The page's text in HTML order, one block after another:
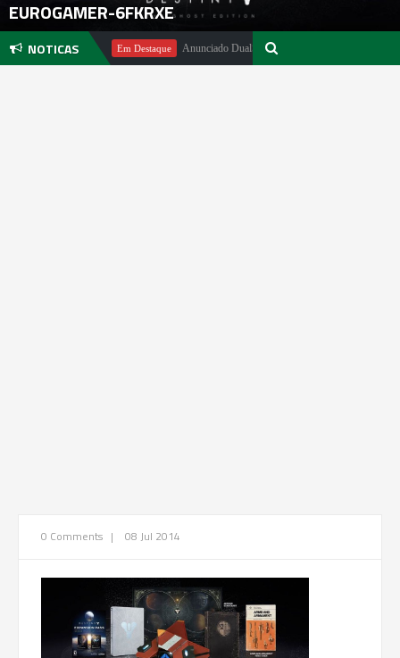
EUROGAMER-6FKRXE
NOTICAS
Pachter Em Destaque Anunciado DualSense The Last of Us Limited Edition
0 Comments | 08 Jul 2014